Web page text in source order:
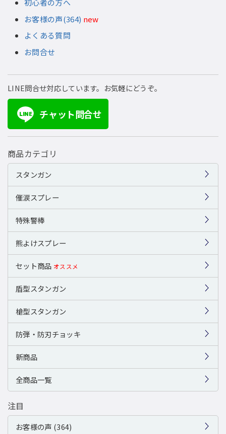
初心者の方へ
お客様の声(364) new
よくある質問
お問合せ
LINE問合せ対応しています。お気軽にどうぞ。
LINE チャット問合せ
商品カテゴリ
スタンガン
催涙スプレー
特殊警棒
熊よけスプレー
セット商品 オススメ
盾型スタンガン
槍型スタンガン
防弾・防刃チョッキ
新商品
全商品一覧
注目
お客様の声 (364)